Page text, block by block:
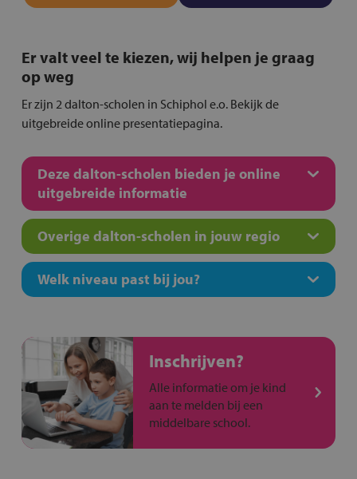
Er valt veel te kiezen, wij helpen je graag
op weg
Er zijn 2 dalton-scholen in Schiphol e.o. Bekijk de
uitgebreide online presentatiepagina.
Deze dalton-scholen bieden je online
uitgebreide informatie
Overige dalton-scholen in jouw regio
Welk niveau past bij jou?
Inschrijven?
Alle informatie om je kind
aan te melden bij een
middelbare school.